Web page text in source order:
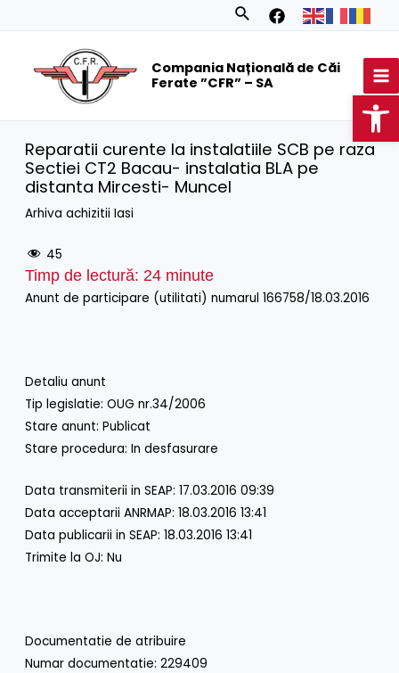
Search
Compania Națională de Căi
Ferate ”CFR” – SA
Reparatii curente la instalatiile SCB pe raza
Sectiei CT2 Bacau- instalatia BLA pe
distanta Mircesti- Muncel
Arhiva achizitii Iasi
45
Timp de lectură: 24 minute
Anunt de participare (utilitati) numarul 166758/18.03.2016
Detaliu anunt
Tip legislatie: OUG nr.34/2006
Stare anunt: Publicat
Stare procedura: In desfasurare
Data transmiterii in SEAP: 17.03.2016 09:39
Data acceptarii ANRMAP: 18.03.2016 13:41
Data publicarii in SEAP: 18.03.2016 13:41
Trimite la OJ: Nu
Documentatie de atribuire
Numar documentatie: 229409